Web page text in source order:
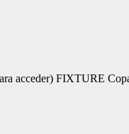
acceder) FIXTURE